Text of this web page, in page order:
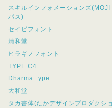
スキルインフォメーションズ(MOJI
パス)
セイビフォント
清和堂
ヒラギノフォント
TYPE C4
Dharma Type
大和堂
タカ書体(たかデザインプロダクショ